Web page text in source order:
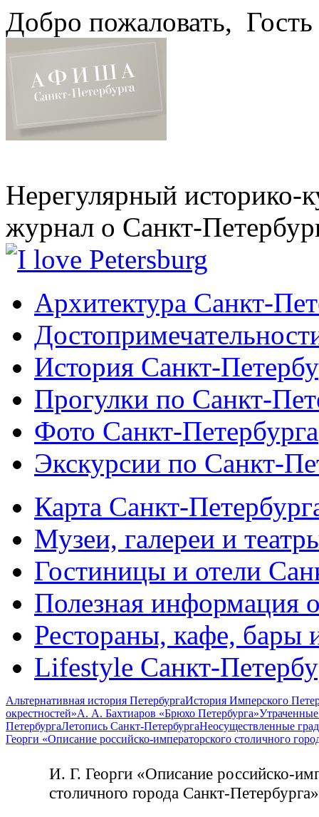
Добро пожаловать, Гость
Нерегулярный историко-
журнал о Санкт-
Архитектура Санкт-
История Санкт-
Прогулки по Санкт-
Фото Санкт-Петербурга
Экскурсии по Санкт-
Карта Санкт-
Музеи, галереи и
Гостиницы и отели
Полезная информация
Рестораны, кафе, бары
Lifestyle Санкт-
Альтернативная история ПетербургаИстория Имперского
окрестностей»А. А. Бахтиаров «Брюхо Петербурга»
ПетербургаЛетопись Санкт-ПетербургаНеосуществленные
Георги «Описание российско-императорского столичного
И. Г. Георги «Описание российско-
столичного города Санкт-Петербурга»